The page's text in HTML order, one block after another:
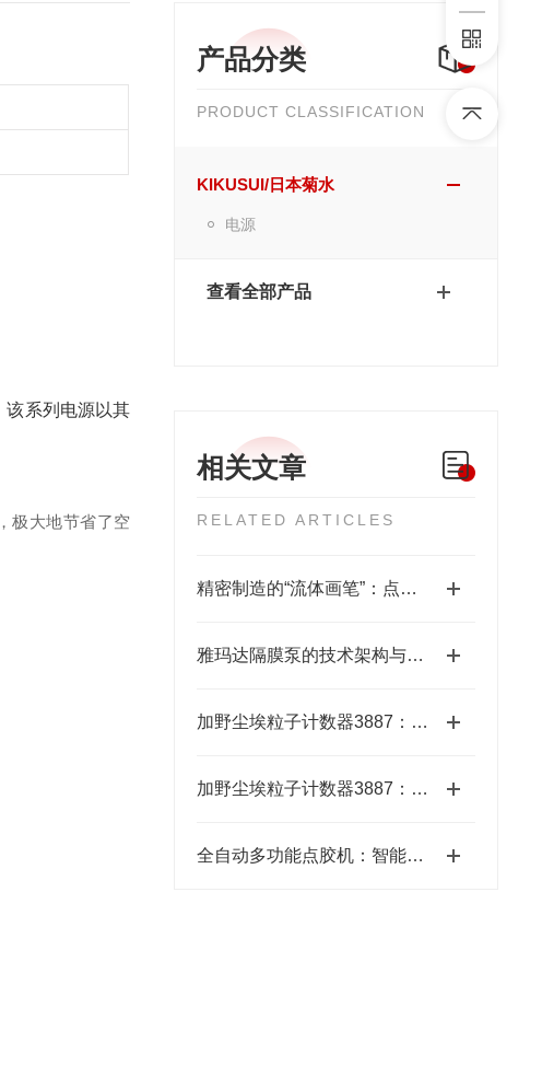
产品分类
PRODUCT CLASSIFICATION
KIKUSUI/日本菊水
电源
查看全部产品
相关文章
RELATED ARTICLES
精密制造的“流体画笔”：点胶机技术全景解析
雅玛达隔膜泵的技术架构与工业流体输送应用领域
加野尘埃粒子计数器3887：洁净环境监测的“眼睛”
加野尘埃粒子计数器3887：洁净环境中的“微观哨兵”与洁净度“审计官”
全自动多功能点胶机：智能制造中的精密“画师”
该系列电源以其
极大地节省了空